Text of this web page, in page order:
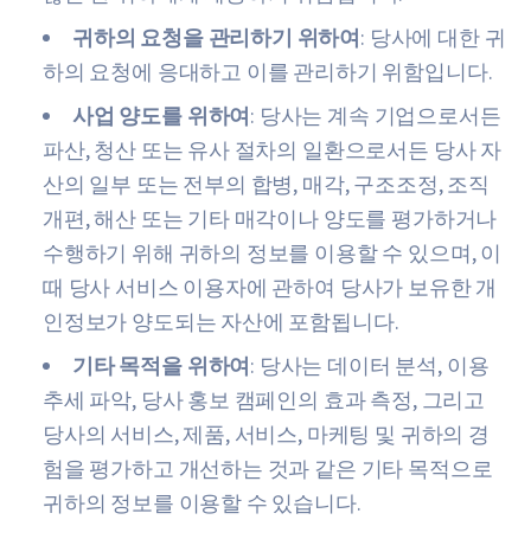
귀하의 요청을 관리하기 위하여: 당사에 대한 귀
하의 요청에 응대하고 이를 관리하기 위함입니다.
사업 양도를 위하여: 당사는 계속 기업으로서든
파산, 청산 또는 유사 절차의 일환으로서든 당사 자
산의 일부 또는 전부의 합병, 매각, 구조조정, 조직
개편, 해산 또는 기타 매각이나 양도를 평가하거나
수행하기 위해 귀하의 정보를 이용할 수 있으며, 이
때 당사 서비스 이용자에 관하여 당사가 보유한 개
인정보가 양도되는 자산에 포함됩니다.
기타 목적을 위하여: 당사는 데이터 분석, 이용
추세 파악, 당사 홍보 캠페인의 효과 측정, 그리고
당사의 서비스, 제품, 서비스, 마케팅 및 귀하의 경
험을 평가하고 개선하는 것과 같은 기타 목적으로
귀하의 정보를 이용할 수 있습니다.